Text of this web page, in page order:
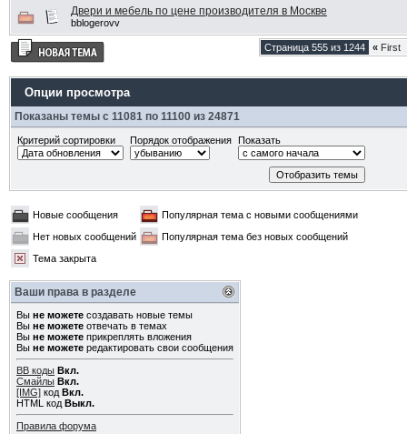
Двери и мебель по цене производителя в Москве
bblogerovv
Страница 555 из 1244 «First
Опции просмотра
Показаны темы с 11081 по 11100 из 24871
Критерий сортировки Порядок отображения Показать
Новые сообщения
Популярная тема с новыми сообщениями
Нет новых сообщений
Популярная тема без новых сообщений
Тема закрыта
Ваши права в разделе
Вы не можетесоздавать новые темы
Вы не можетеотвечать в темах
Вы не можетеприкреплять вложения
Вы не можетередактировать свои сообщения
BB коды Вкл.
Смайлы Вкл.
[IMG]код Вкл.
HTML код Выкл.
Правила форума